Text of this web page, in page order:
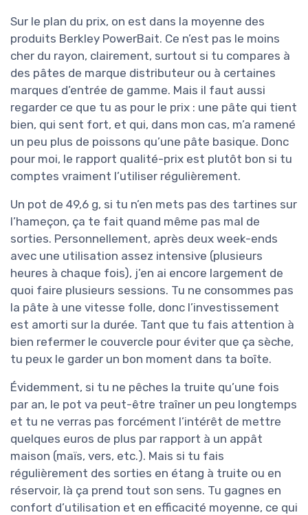
Sur le plan du prix, on est dans la moyenne des
produits Berkley PowerBait. Ce n’est pas le moins
cher du rayon, clairement, surtout si tu compares à
des pâtes de marque distributeur ou à certaines
marques d’entrée de gamme. Mais il faut aussi
regarder ce que tu as pour le prix : une pâte qui tient
bien, qui sent fort, et qui, dans mon cas, m’a ramené
un peu plus de poissons qu’une pâte basique. Donc
pour moi, le rapport qualité-prix est plutôt bon si tu
comptes vraiment l’utiliser régulièrement.
Un pot de 49,6 g, si tu n’en mets pas des tartines sur
l’hameçon, ça te fait quand même pas mal de
sorties. Personnellement, après deux week-ends
avec une utilisation assez intensive (plusieurs
heures à chaque fois), j’en ai encore largement de
quoi faire plusieurs sessions. Tu ne consommes pas
la pâte à une vitesse folle, donc l’investissement
est amorti sur la durée. Tant que tu fais attention à
bien refermer le couvercle pour éviter que ça sèche,
tu peux le garder un bon moment dans ta boîte.
Évidemment, si tu ne pêches la truite qu’une fois
par an, le pot va peut-être traîner un peu longtemps
et tu ne verras pas forcément l’intérêt de mettre
quelques euros de plus par rapport à un appât
maison (maïs, vers, etc.). Mais si tu fais
régulièrement des sorties en étang à truite ou en
réservoir, là ça prend tout son sens. Tu gagnes en
confort d’utilisation et en efficacité moyenne, ce qui